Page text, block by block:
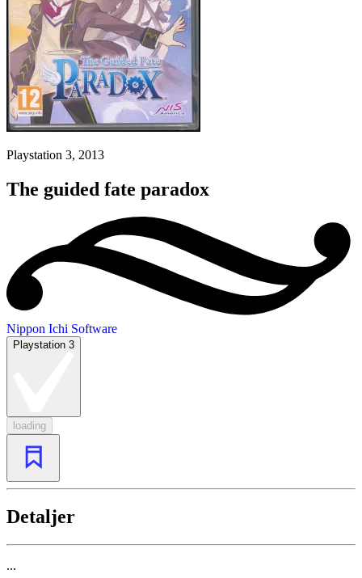
Playstation 3, 2013
The guided fate paradox
Nippon Ichi Software
Playstation 3
loading
Detaljer
...